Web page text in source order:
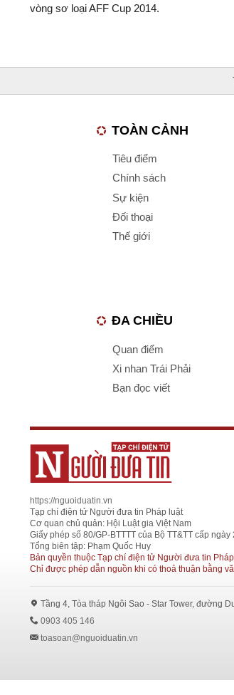
vòng sơ loại AFF Cup 2014.
TOÀN CẢNH
Tiêu điểm
Chính sách
Sự kiện
Đối thoại
Thế giới
ĐA CHIỀU
Quan điểm
Xi nhan Trái Phải
Bạn đọc viết
https://nguoiduatin.vn
Tạp chí điện tử Người đưa tin Pháp luật
Cơ quan chủ quản: Hội Luật gia Việt Nam
Giấy phép số 80/GP-BTTTT của Bộ TT&TT cấp ngày
Tổng biên tập: Phạm Quốc Huy
Bản quyền thuộc Tạp chí điện tử Người đưa tin
Chỉ được phép dẫn nguồn khi có thoả thuận bằng
Tầng 4, Tòa tháp Ngôi Sao - Star Tower, đường
0903 405 146
toasoan@nguoiduatin.vn